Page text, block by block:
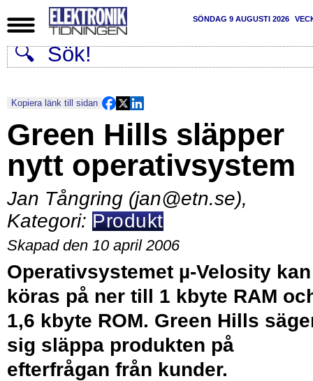
SÖNDAG 9 AUGUSTI 2026
Kopiera länk till sidan
Green Hills släpper
nytt operativsystem
Jan Tångring (jan@etn.se),
Kategori: Produkt
Skapad den 10 april 2006
Operativsystemet µ-Velosity kan
köras på ner till 1 kbyte RAM
1,6 kbyte ROM. Green Hills
sig släppa produkten på
efterfrågan från kunder.